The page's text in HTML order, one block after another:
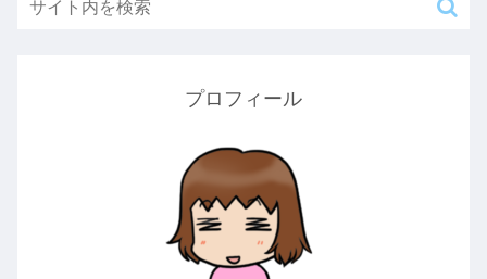
プロフィール